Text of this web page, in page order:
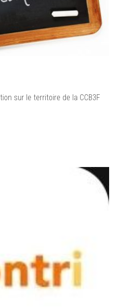
sur le territoire de la CCB3F